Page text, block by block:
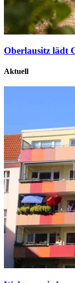
Oberlausitz lädt
Aktuell